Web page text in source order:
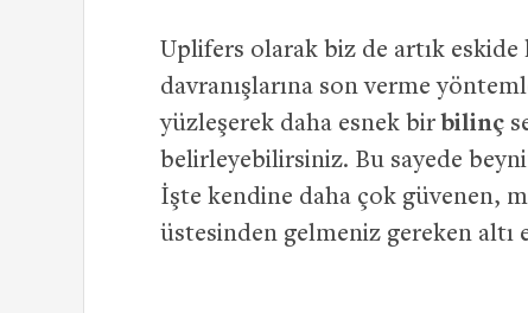
Uplifers olarak biz de artık eskide
davranışlarına son verme
yüzleşerek daha esnek bir bilinç
belirleyebilirsiniz. Bu sayede
İşte kendine daha çok güvenen,
üstesinden gelmeniz gereken altı